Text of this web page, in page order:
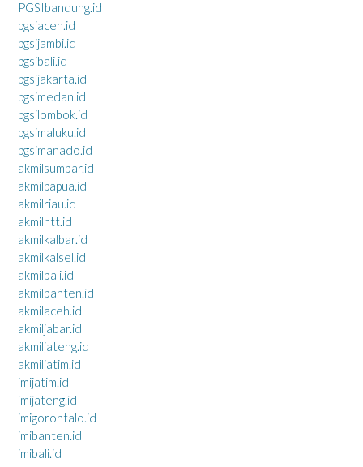
PGSIbandung.id
pgsiaceh.id
pgsijambi.id
pgsibali.id
pgsijakarta.id
pgsimedan.id
pgsilombok.id
pgsimaluku.id
pgsimanado.id
akmilsumbar.id
akmilpapua.id
akmilriau.id
akmilntt.id
akmilkalbar.id
akmilkalsel.id
akmilbali.id
akmilbanten.id
akmilaceh.id
akmiljabar.id
akmiljateng.id
akmiljatim.id
imijatim.id
imijateng.id
imigorontalo.id
imibanten.id
imibali.id